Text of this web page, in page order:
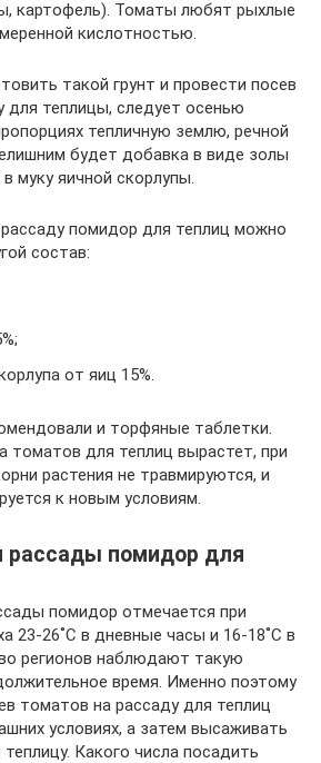
картофель). Томаты любят рыхлые
кислотностью.
такой грунт и провести посев
для теплицы, следует осенью
тепличную землю, речной
будет добавка в виде золы
муку яичной скорлупы.
помидор для теплиц можно
состав:
от яиц 15%.
и торфяные таблетки.
томатов для теплиц вырастет, при
растения не травмируются, и
к новым условиям.
рассады помидор для
помидор отмечается при
23-26˚С в дневные часы и 16-18˚С в
регионов наблюдают такую
время. Именно поэтому
томатов на рассаду для теплиц
условиях, а затем высаживать
Какого числа посадить